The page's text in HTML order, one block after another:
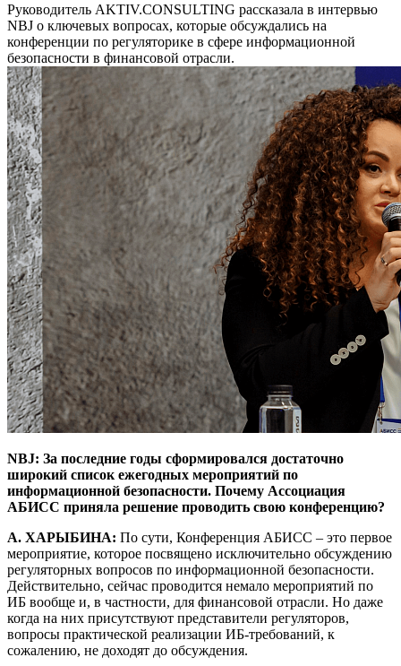
Руководитель AKTIV.CONSULTING рассказала в интервью
NBJ о ключевых вопросах, которые обсуждались на
конференции по регуляторике в сфере информационной
безопасности в финансовой отрасли.
NBJ: За последние годы сформировался достаточно
широкий список ежегодных мероприятий по
информационной безопасности. Почему Ассоциация
АБИСС приняла решение проводить свою конференцию?
А. ХАРЫБИНА: По сути, Конференция АБИСС – это первое
мероприятие, которое посвящено исключительно обсуждению
регуляторных вопросов по информационной безопасности.
Действительно, сейчас проводится немало мероприятий по
ИБ вообще и, в частности, для финансовой отрасли. Но даже
когда на них присутствуют представители регуляторов,
вопросы практической реализации ИБ-требований, к
сожалению, не доходят до обсуждения.